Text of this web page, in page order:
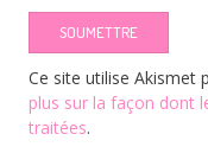
Ce site utilise Akismet
plus sur la façon dont
traitées.